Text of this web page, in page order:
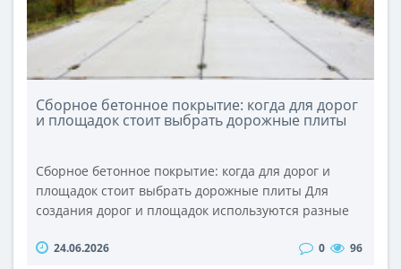
Сборное бетонное покрытие: когда для дорог
и площадок стоит выбрать дорожные плиты
Сборное бетонное покрытие: когда для дорог и
площадок стоит выбрать дорожные плиты Для
создания дорог и площадок используются разные
монолитный бетон, дорожные плиты и др. Все они
24.06.2026 0 96